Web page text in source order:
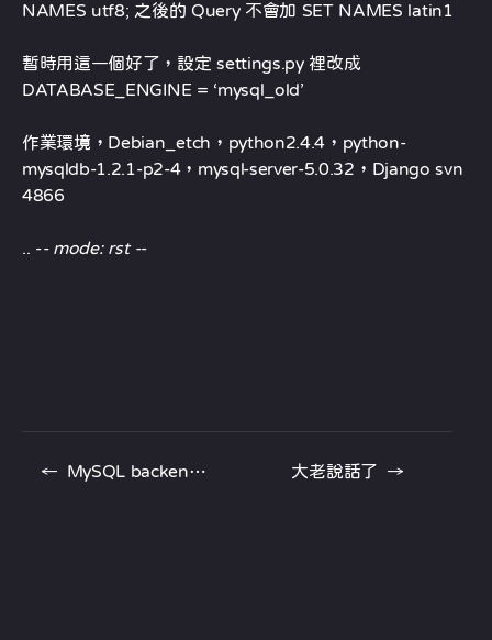
NAMES utf8; 之後的 Query 不會加 SET NAMES latin1
暫時用這一個好了，設定 settings.py 裡改成
DATABASE_ENGINE = ‘mysql_old’
作業環境，Debian_etch，python2.4.4，python-
mysqldb-1.2.1-p2-4，mysql-server-5.0.32，Django svn
4866
.. -- mode: rst --
← MySQL backend 編碼解決 大老說話了 →